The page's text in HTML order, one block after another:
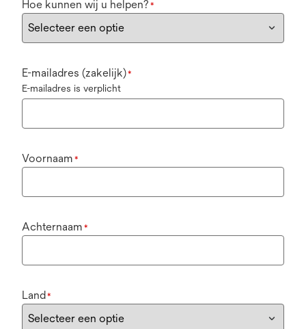
Hoe kunnen wij u helpen? *
E-mailadres (zakelijk)*
E-mailadres is verplicht
Voornaam *
Achternaam *
Land*